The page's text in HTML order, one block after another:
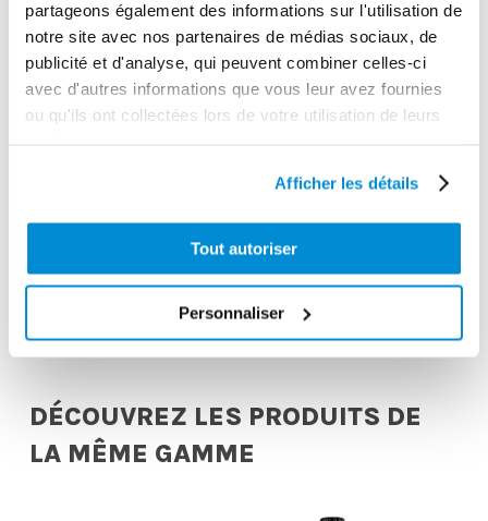
partageons également des informations sur l'utilisation de
notre site avec nos partenaires de médias sociaux, de
publicité et d'analyse, qui peuvent combiner celles-ci
avec d'autres informations que vous leur avez fournies
ou qu'ils ont collectées lors de votre utilisation de leurs
Afficher les détails
Tout autoriser
Personnaliser
pompe/enrouleur
pour cubitainer
IBC 1000 l
Régulateur
avec
manomètre et
filtre 1/4″ Gaz
DÉCOUVREZ LES PRODUITS DE
LA MÊME GAMME